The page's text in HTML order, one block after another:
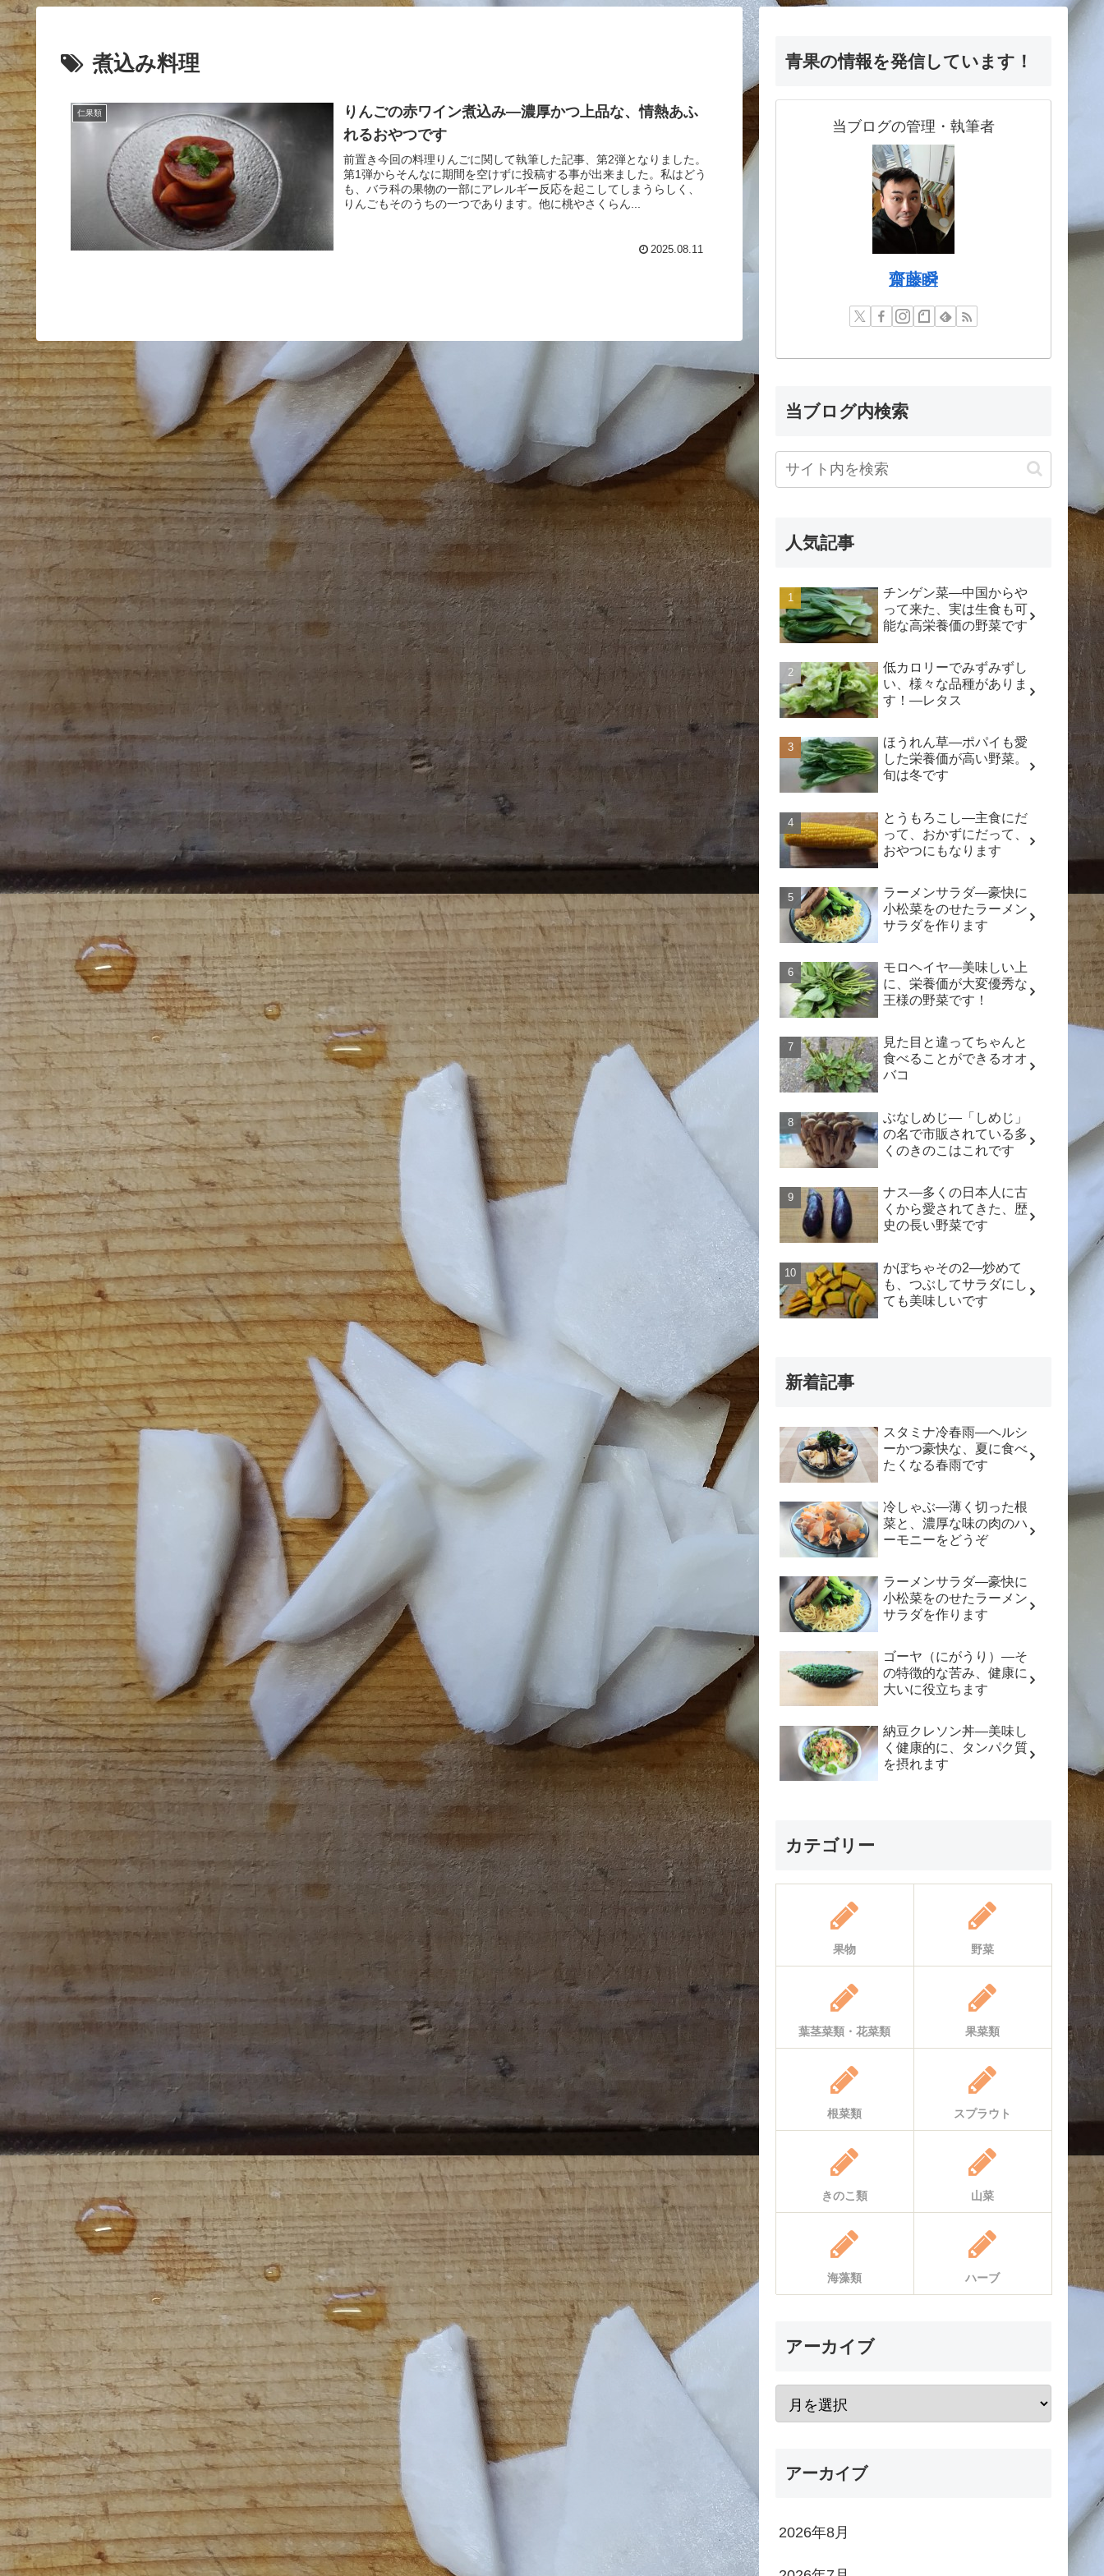
煮込み料理
仁果類
りんごの赤ワイン煮込み―濃厚かつ上品な、情熱あふ
れるおやつです
前置き今回の料理りんごに関して執筆した記事、第2弾となりました。
第1弾からそんなに期間を空けずに投稿する事が出来ました。私はどう
も、バラ科の果物の一部にアレルギー反応を起こしてしまうらしく、
りんごもそのうちの一つであります。他に桃やさくらん...
2025.08.11
青果の情報を発信しています！
当ブログの管理・執筆者
齋藤瞬
当ブログ内検索
人気記事
チンゲン菜―中国からや
って来た、実は生食も可
能な高栄養価の野菜です
低カロリーでみずみずし
い、様々な品種がありま
す！―レタス
ほうれん草―ポパイも愛
した栄養価が高い野菜。
旬は冬です
とうもろこし―主食にだ
って、おかずにだって、
おやつにもなります
ラーメンサラダ―豪快に
小松菜をのせたラーメン
サラダを作ります
モロヘイヤ―美味しい上
に、栄養価が大変優秀な
王様の野菜です！
見た目と違ってちゃんと
食べることができるオオ
バコ
ぶなしめじ―「しめじ」
の名で市販されている多
くのきのこはこれです
ナス―多くの日本人に古
くから愛されてきた、歴
史の長い野菜です
かぼちゃその2―炒めて
も、つぶしてサラダにし
ても美味しいです
新着記事
スタミナ冷春雨―ヘルシ
ーかつ豪快な、夏に食べ
たくなる春雨です
冷しゃぶ―薄く切った根
菜と、濃厚な味の肉のハ
ーモニーをどうぞ
ラーメンサラダ―豪快に
小松菜をのせたラーメン
サラダを作ります
ゴーヤ（にがうり）―そ
の特徴的な苦み、健康に
大いに役立ちます
納豆クレソン丼―美味し
く健康的に、タンパク質
を摂れます
カテゴリー
果物 野菜
葉茎菜類・花菜類 果菜類
根菜類 スプラウト
きのこ類 山菜
海藻類 ハーブ
アーカイブ
アーカイブ
2026年8月